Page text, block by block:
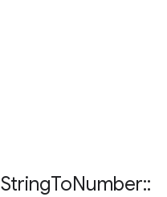
StringToNumber::